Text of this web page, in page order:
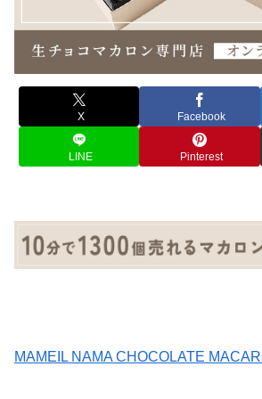
X Facebook
LINE Pinterest
MAMEIL NAMA CHOCOLATE